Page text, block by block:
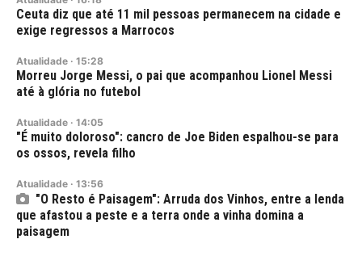
Ceuta diz que até 11 mil pessoas permanecem na cidade e
exige regressos a Marrocos
Atualidade · 15:28
Morreu Jorge Messi, o pai que acompanhou Lionel Messi
até à glória no futebol
Atualidade · 14:05
"É muito doloroso": cancro de Joe Biden espalhou-se para
os ossos, revela filho
Atualidade · 13:56
"O Resto é Paisagem": Arruda dos Vinhos, entre a lenda
que afastou a peste e a terra onde a vinha domina a
paisagem